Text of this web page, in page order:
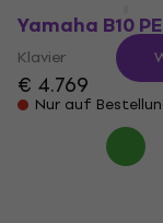
Yamaha B10
Klavier
€ 4.769
Nur auf